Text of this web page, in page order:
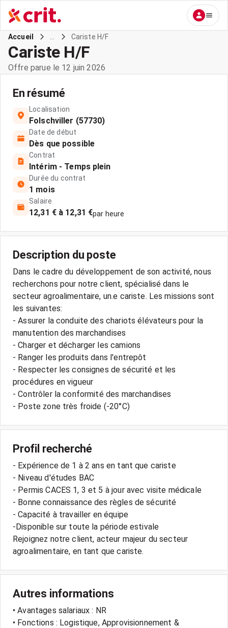
Accueil Cariste H/F
Cariste H/F
Offre parue le 12 juin 2026
En résumé
Localisation
Folschviller (57730)
Date de début
Dès que possible
Contrat
Intérim - Temps plein
Durée du contrat
1 mois
Salaire
12,31 € à 12,31 €par heure
Description du poste
Dans le cadre du développement de son activité, nous
recherchons pour notre client, spécialisé dans le
secteur agroalimentaire, un.e cariste. Les missions sont
les suivantes:
- Assurer la conduite des chariots élévateurs pour la
manutention des marchandises
- Charger et décharger les camions
- Ranger les produits dans l'entrepôt
- Respecter les consignes de sécurité et les
procédures en vigueur
- Contrôler la conformité des marchandises
- Poste zone très froide (-20°C)
Profil recherché
- Expérience de 1 à 2 ans en tant que cariste
- Niveau d'études BAC
- Permis CACES 1, 3 et 5 à jour avec visite médicale
- Bonne connaissance des règles de sécurité
- Capacité à travailler en équipe
-Disponible sur toute la période estivale
Rejoignez notre client, acteur majeur du secteur
agroalimentaire, en tant que cariste.
Autres informations
• Avantages salariaux : NR
• Fonctions : Logistique, Approvisionnement &